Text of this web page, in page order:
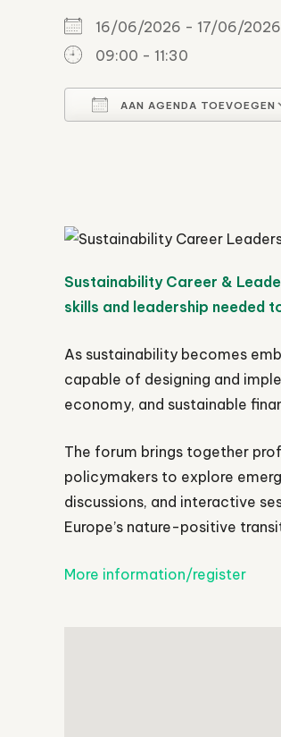
16/06/2026 - 17/06/
09:00 - 11:30
AAN AGENDA TOEVOEGEN
Sustainability Career &
skills and leadership needed
As sustainability becomes
capable of designing and
economy, and sustainable
The forum brings together
policymakers to explore
discussions, and interactive
Europe’s nature-positive
More information/register